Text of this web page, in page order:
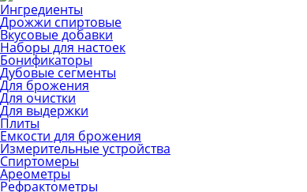
Ингредиенты
Дрожжи спиртовые
Вкусовые добавки
Наборы для настоек
Бонификаторы
Дубовые сегменты
Для брожения
Для очистки
Для выдержки
Плиты
Емкости для брожения
Измерительные устройства
Спиртомеры
Ареометры
Рефрактометры